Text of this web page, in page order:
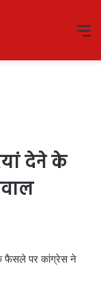
देने के
के फैसले पर कांग्रेस ने